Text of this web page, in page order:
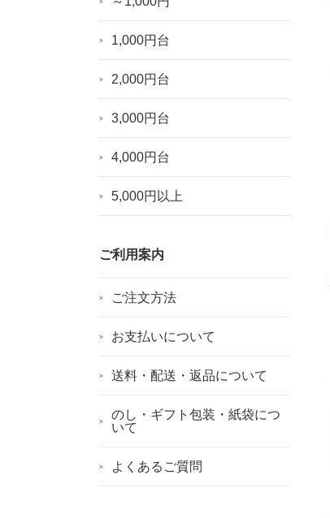
1,000円台
2,000円台
3,000円台
4,000円台
5,000円以上
ご利用案内
ご注文方法
お支払いについて
送料・配送・返品について
のし・ギフト包装・紙袋につ
いて
よくあるご質問